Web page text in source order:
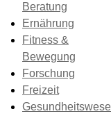
Beratung
Ernährung
Fitness &
Bewegung
Forschung
Freizeit